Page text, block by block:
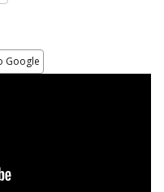
Google